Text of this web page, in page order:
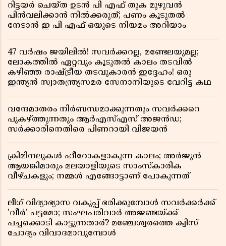
റിട്ടയർ ചെയ്ത ഉടൻ പി എഫ് തുക മുഴുവൻ
പിൻവലിക്കാൻ നിൽക്കരുത്; പണം കൂടുതൽ
നേടാൻ ഇ പി എഫ് ഒയുടെ നിയമം അറിയാം
47 വർഷം ജയിലിൽ! സവർക്കറല്ല, മണ്ടേലയുമല്ല;
ലോകത്തിൽ ഏറ്റവും കൂടുതൽ കാലം തടവിൽ
കഴിഞ്ഞ രാഷ്ട്രീയ തടവുകാരൻ ഇദ്ദേഹം! ഒരു
ഇന്ത്യൻ സ്വാതന്ത്ര്യസമര സേനാനിയുടെ വേറിട്ട കഥ
വന്ദേമാതരം നിർബന്ധമാക്കുന്നതും സവർക്കറെ
പുകഴ്ത്തുന്നതും ആർഎസ്എസ് അജൻഡ;
സർക്കാരിനെതിരെ പിണറായി വിജയൻ
ക്രിമിനലുകൾ ഹീറോകളാകുന്ന കാലം; അർജുൻ
ആയങ്കിമാരും മലയാളിയുടെ സാംസ്കാരിക
വീഴ്ചകളും; നമ്മൾ എങ്ങോട്ടാണ് പോകുന്നത്
ലീഗ് വിദ്യാഭ്യാസ വകുപ്പ് ഭരിക്കുമ്പോൾ സവർക്കർക്ക്
'വീർ' പട്ടമോ; സംഘപരിവാർ അജണ്ടയ്ക്ക്
പച്ചക്കൊടി കാട്ടുന്നതാര്? മഞ്ചേശ്വരത്തെ ക്വിസ്
ചോദ്യം വിവാദമാവുമ്പോൾ